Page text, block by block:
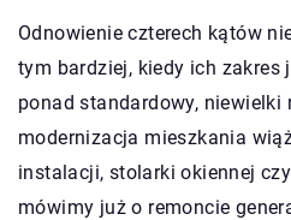
Odnowienie czterech kątów
tym bardziej, kiedy ich zakres
ponad standardowy, niewielki
modernizacja mieszkania
instalacji, stolarki okiennej
mówimy już o remoncie